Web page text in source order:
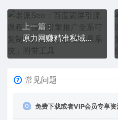
上一篇：
原力网赚精准私域月入60000+,流量倍增独家玩法
常见问题
免费下载或者VIP会员专享资